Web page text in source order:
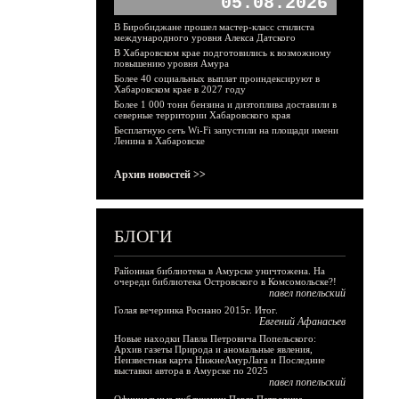
В Биробиджане прошел мастер-класс стилиста
международного уровня Алекса Датского
В Хабаровском крае подготовились к возможному
повышению уровня Амура
Более 40 социальных выплат проиндексируют в
Хабаровском крае в 2027 году
Более 1 000 тонн бензина и дизтоплива доставили в
северные территории Хабаровского края
Бесплатную сеть Wi-Fi запустили на площади имени
Ленина в Хабаровске
Архив новостей >>
БЛОГИ
Районная библиотека в Амурске уничтожена. На
очереди библиотека Островского в Комсомольске?!
павел попельский
Голая вечеринка Роснано 2015г. Итог.
Евгений Афанасьев
Новые находки Павла Петровича Попельского:
Архив газеты Природа и аномальные явления,
Неизвестная карта НижнеАмурЛага и Последние
выставки автора в Амурске по 2025
павел попельский